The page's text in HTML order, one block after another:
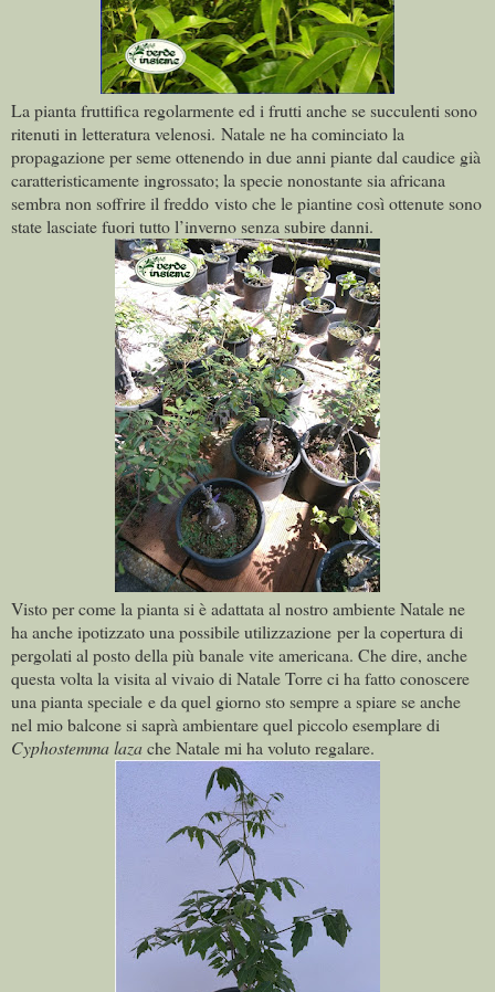
La pianta fruttifica regolarmente ed i frutti anche se succulenti sono
ritenuti in letteratura velenosi. Natale ne ha cominciato la
propagazione per seme ottenendo in due anni piante dal caudice già
caratteristicamente ingrossato; la specie nonostante sia africana
sembra non soffrire il freddo visto che le piantine così ottenute sono
state lasciate fuori tutto l’inverno senza subire danni.
Visto per come la pianta si è adattata al nostro ambiente Natale ne
ha anche ipotizzato una possibile utilizzazione per la copertura di
pergolati al posto della più banale vite americana. Che dire, anche
questa volta la visita al vivaio di Natale Torre ci ha fatto conoscere
una pianta speciale e da quel giorno sto sempre a spiare se anche
nel mio balcone si saprà ambientare quel piccolo esemplare di
Cyphostemma lazache Natale mi ha voluto regalare.